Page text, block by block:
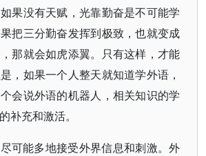
果没有天赋，光靠勤奋是不可能学
把三分勤奋发挥到极致，也就变成
那就会如虎添翼。只有这样，才能
，如果一个人整天就知道学外语，
会说外语的机器人，相关知识的学
补充和激活。
可能多地接受外界信息和刺激。外